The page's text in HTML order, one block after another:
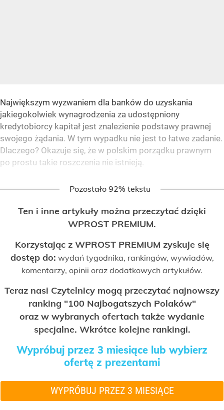
Największym wyzwaniem dla banków do uzyskania
jakiegokolwiek wynagrodzenia za udostępniony
kredytobiorcy kapitał jest znalezienie podstawy prawnej
swojego żądania. W tym wypadku nie jest to łatwe zadanie.
Dlaczego? Okazuje się, że w polskim porządku prawnym
po prostu takie roszczenia nie istnieją.
Pozostało 92% tekstu
Ten i inne artykuły można przeczytać dzięki
WPROST PREMIUM.
Korzystając z WPROST PREMIUM zyskuje się
dostęp do: wydań tygodnika, rankingów, wywiadów,
komentarzy, opinii oraz dodatkowych artykułów.
Teraz nasi Czytelnicy mogą przeczytać najnowszy
ranking "100 Najbogatszych Polaków"
oraz w wybranych ofertach także wydanie
specjalne. Wkrótce kolejne rankingi.
Wypróbuj przez 3 miesiące lub wybierz
ofertę z prezentami
WYPRÓBUJ PRZEZ 3 MIESIĄCE